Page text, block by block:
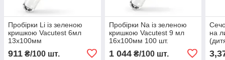
Пробірки Li із зеленою
кришкою Vacutest 6мл
13х100мм
911 ₴/100 шт.
Пробірки Na із зеленою
кришкою Vacutest 9 мл
16х100мм 100 шт.
1 044₴/100 шт.
на